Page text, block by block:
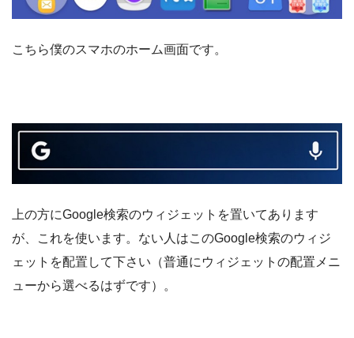
こちら僕のスマホのホーム画面です。
上の方にGoogle検索のウィジェットを置いてあります
が、これを使います。ない人はこのGoogle検索のウィジ
ェットを配置して下さい（普通にウィジェットの配置メニ
ューから選べるはずです）。